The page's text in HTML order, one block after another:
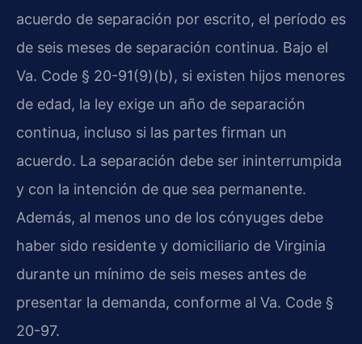
acuerdo de separación por escrito, el período es
de seis meses de separación continua. Bajo el
Va. Code § 20-91(9)(b), si existen hijos menores
de edad, la ley exige un año de separación
continua, incluso si las partes firman un
acuerdo. La separación debe ser ininterrumpida
y con la intención de que sea permanente.
Además, al menos uno de los cónyuges debe
haber sido residente y domiciliario de Virginia
durante un mínimo de seis meses antes de
presentar la demanda, conforme al Va. Code §
20-97.